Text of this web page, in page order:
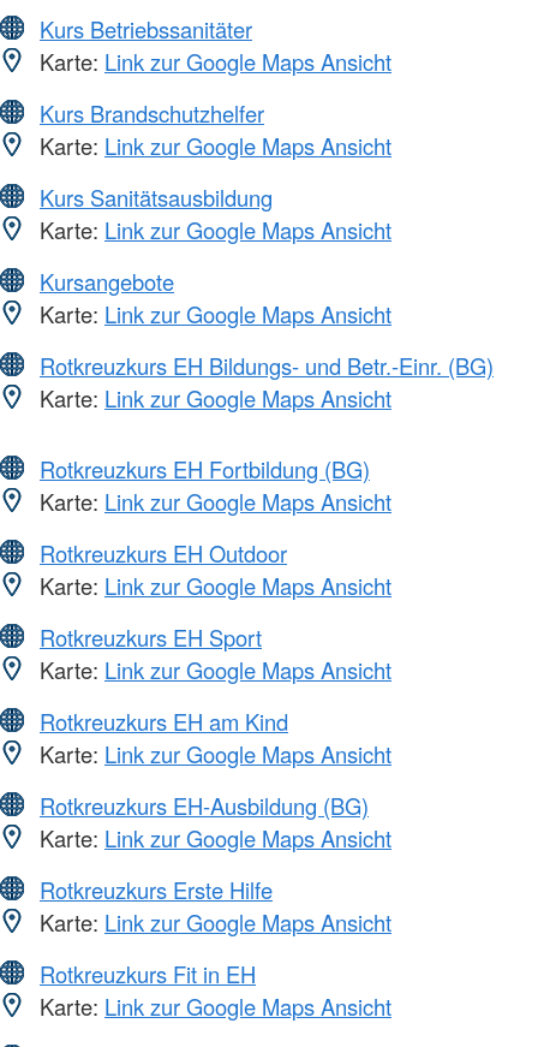
Kurs Betriebssanitäter
Karte: Link zur Google Maps Ansicht
Kurs Brandschutzhelfer
Karte: Link zur Google Maps Ansicht
Kurs Sanitätsausbildung
Karte: Link zur Google Maps Ansicht
Kursangebote
Karte: Link zur Google Maps Ansicht
Rotkreuzkurs EH Bildungs- und Betr.-Einr. (BG)
Karte: Link zur Google Maps Ansicht
Rotkreuzkurs EH Fortbildung (BG)
Karte: Link zur Google Maps Ansicht
Rotkreuzkurs EH Outdoor
Karte: Link zur Google Maps Ansicht
Rotkreuzkurs EH Sport
Karte: Link zur Google Maps Ansicht
Rotkreuzkurs EH am Kind
Karte: Link zur Google Maps Ansicht
Rotkreuzkurs EH-Ausbildung (BG)
Karte: Link zur Google Maps Ansicht
Rotkreuzkurs Erste Hilfe
Karte: Link zur Google Maps Ansicht
Rotkreuzkurs Fit in EH
Karte: Link zur Google Maps Ansicht